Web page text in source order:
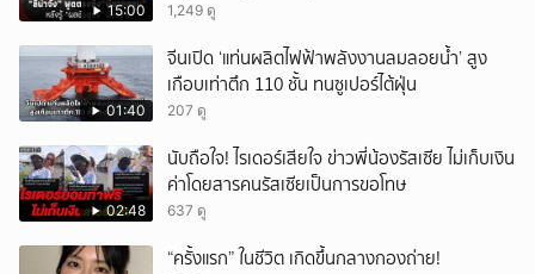
15:00 1,249 ดู
01:40
จีนเปิด ‘แท่นผลิตไฟฟ้าพลังงานลมลอยน้ำ’ สูง
เกือบเท่าตึก 110 ชั้น ทนซูเปอร์ไต้ฝุ่น
207 ดู
02:48
นับถือใจ! ไรเดอร์เสียใจ ข่าวพี่น้องรัสเซีย ไม่เก็บเงิน
ค่าโดยสารคนรัสเซียเป็นการขอโทษ
637 ดู
“ครั้งแรก” ในชีวิต เกิดขึ้นกลางกองถ่าย!